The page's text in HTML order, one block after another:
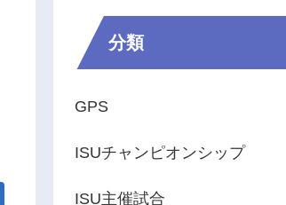
分類
GPS
ISUチャンピオンシップ
ISU主催試合